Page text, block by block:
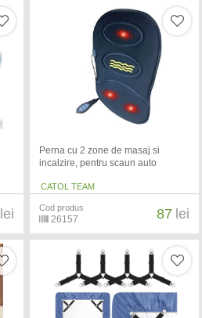
lei
Perna cu 2 zone de masaj si
incalzire, pentru scaun auto
CATOL TEAM
Cod produs
26157 87 lei